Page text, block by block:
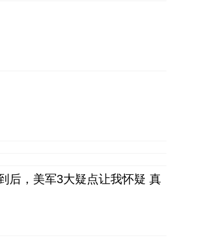
后，美军3大疑点让我怀疑 真